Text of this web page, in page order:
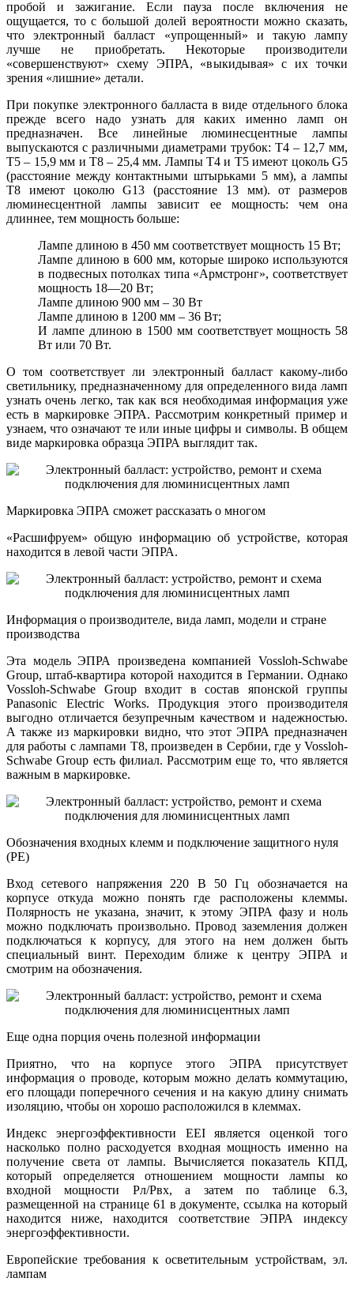
пробой и зажигание. Если пауза после включения не
ощущается, то с большой долей вероятности можно сказать,
что электронный балласт «упрощенный» и такую лампу
лучше не приобретать. Некоторые производители
«совершенствуют» схему ЭПРА, «выкидывая» с их точки
зрения «лишние» детали.
При покупке электронного балласта в виде отдельного блока
прежде всего надо узнать для каких именно ламп он
предназначен. Все линейные люминесцентные лампы
выпускаются с различными диаметрами трубок: T4 – 12,7 мм,
T5 – 15,9 мм и T8 – 25,4 мм. Лампы T4 и T5 имеют цоколь G5
(расстояние между контактными штырьками 5 мм), а лампы
T8 имеют цоколю G13 (расстояние 13 мм). от размеров
люминесцентной лампы зависит ее мощность: чем она
длиннее, тем мощность больше:
Лампе длиною в 450 мм соответствует мощность 15 Вт;
Лампе длиною в 600 мм, которые широко используются
в подвесных потолках типа «Армстронг», соответствует
мощность 18—20 Вт;
Лампе длиною 900 мм – 30 Вт
Лампе длиною в 1200 мм – 36 Вт;
И лампе длиною в 1500 мм соответствует мощность 58
Вт или 70 Вт.
О том соответствует ли электронный балласт какому-либо
светильнику, предназначенному для определенного вида ламп
узнать очень легко, так как вся необходимая информация уже
есть в маркировке ЭПРА. Рассмотрим конкретный пример и
узнаем, что означают те или иные цифры и символы. В общем
виде маркировка образца ЭПРА выглядит так.
Маркировка ЭПРА сможет рассказать о многом
«Расшифруем» общую информацию об устройстве, которая
находится в левой части ЭПРА.
Информация о производителе, вида ламп, модели и стране
производства
Эта модель ЭПРА произведена компанией Vossloh-Schwabe
Group, штаб-квартира которой находится в Германии. Однако
Vossloh-Schwabe Group входит в состав японской группы
Panasonic Electric Works. Продукция этого производителя
выгодно отличается безупречным качеством и надежностью.
А также из маркировки видно, что этот ЭПРА предназначен
для работы с лампами T8, произведен в Сербии, где у Vossloh-
Schwabe Group есть филиал. Рассмотрим еще то, что является
важным в маркировке.
Обозначения входных клемм и подключение защитного нуля
(PE)
Вход сетевого напряжения 220 В 50 Гц обозначается на
корпусе откуда можно понять где расположены клеммы.
Полярность не указана, значит, к этому ЭПРА фазу и ноль
можно подключать произвольно. Провод заземления должен
подключаться к корпусу, для этого на нем должен быть
специальный винт. Переходим ближе к центру ЭПРА и
смотрим на обозначения.
Еще одна порция очень полезной информации
Приятно, что на корпусе этого ЭПРА присутствует
информация о проводе, которым можно делать коммутацию,
его площади поперечного сечения и на какую длину снимать
изоляцию, чтобы он хорошо расположился в клеммах.
Индекс энергоэффективности EEI является оценкой того
насколько полно расходуется входная мощность именно на
получение света от лампы. Вычисляется показатель КПД,
который определяется отношением мощности лампы ко
входной мощности Pл/Pвх, а затем по таблице 6.3,
размещенной на странице 61 в документе, ссылка на который
находится ниже, находится соответствие ЭПРА индексу
энергоэффективности.
Европейские требования к осветительным устройствам, эл.
лампам